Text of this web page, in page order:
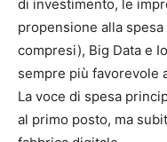
di investimento, le
propensione alla
compresi), Big Data e
sempre più favorevole
La voce di spesa
al primo posto, ma